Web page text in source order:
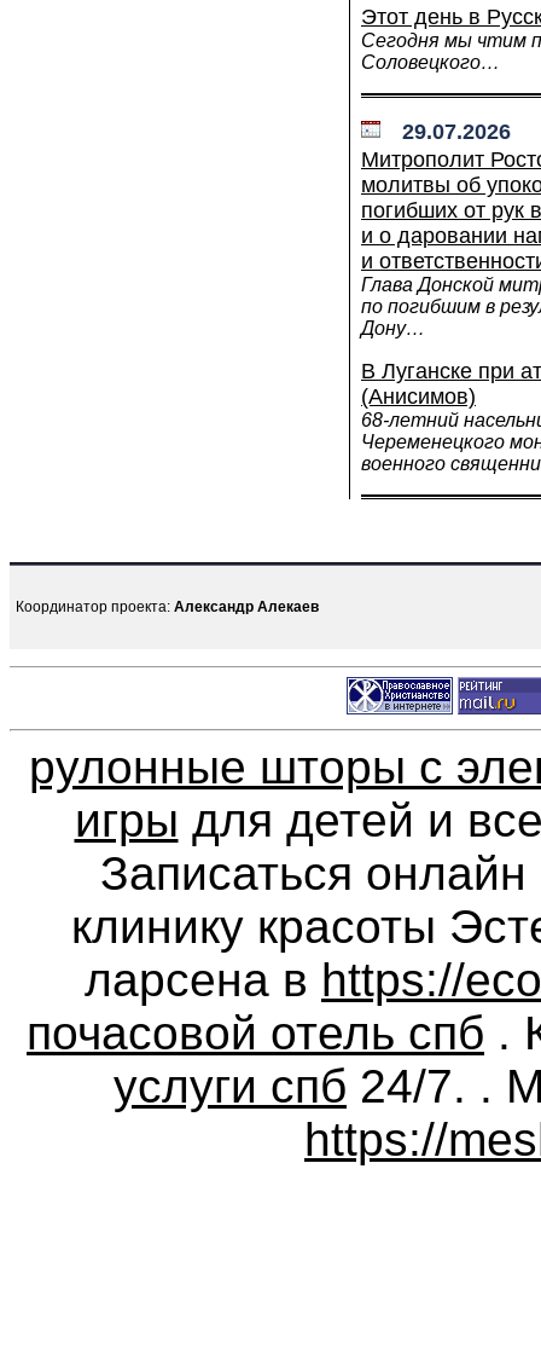
Этот день в
Сегодня мы чтим
Соловецкого…
29.07.2026
Митрополит
молитвы об
погибших от рук
и о даровании
и
Глава Донской
по погибшим в
Дону…
В Луганске при
(Анисимов)
68-летний
Череменецкого
военного
Координатор проекта: Александр Алекаев
рулонные шторы с
игры для детей и
Записаться
клинику красоты
ларсена в https://
почасовой отель спб .
услуги спб 24/7. .
https://